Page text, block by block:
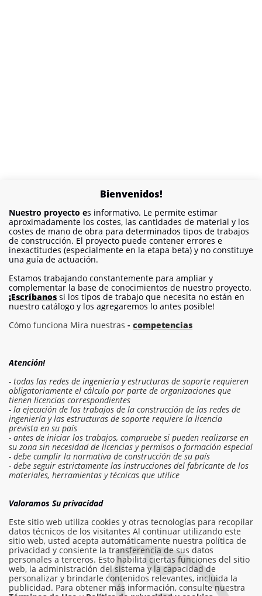
info@am-builder.com
Ayuda al proyecto
CatalogarSobre el proyectoPara socios
Contactos
Iniciar sesión en el presupuesto
Solicitar trabajo
Bienvenidos!
Nuestro proyecto es informativo. Le permite estimar
aproximadamente los costes, las cantidades de material y los
costes de mano de obra para determinados tipos de trabajos
de construcción. El proyecto puede contener errores e
inexactitudes (especialmente en la etapa beta) y no constituye
una guía de actuación.
Estamos trabajando constantemente para ampliar y
complementar la base de conocimientos de nuestro proyecto.
¡Escríbanos si los tipos de trabajo que necesita no están en
nuestro catálogo y los agregaremos lo antes posible!
Cómo funciona Mira nuestras - competencias
Atención!
- todas las redes de ingeniería y estructuras de soporte requieren
obligatoriamente el cálculo por parte de organizaciones que
tienen licencias correspondientes
- la ejecución de los trabajos de la construcción de las redes de
ingeniería y las estructuras de soporte requiere la licencia
prevista en su país
- antes de iniciar los trabajos, compruebe si pueden realizarse en
su zona sin necesidad de licencias y permisos o formación especial
- debe cumplir la normativa de construcción de su país
- debe seguir estrictamente las instrucciones del fabricante de los
materiales, herramientas y técnicas que utilice
Valoramos Su privacidad
Este sitio web utiliza cookies y otras tecnologías para recopilar
datos técnicos de los visitantes Al continuar utilizando este
sitio web, usted acepta automáticamente nuestra política de
privacidad y consiente la transferencia de sus datos
personales a terceros. Esto habilita ciertas funciones del sitio
web, la administración del sistema y la capacidad de
personalizar y brindarle contenidos relevantes, incluida la
publicidad. Para obtener más información, consulte nuestra